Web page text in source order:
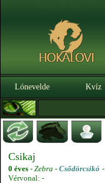
Lónevelde Kvíz
Csikaj
0 éves - Zebra - Csődörcsikó -
Vérvonal: -